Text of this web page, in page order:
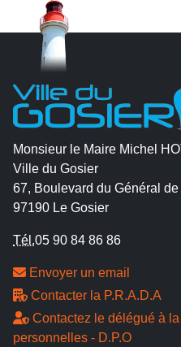
Monsieur le Maire Michel
Ville du Gosier
67, Boulevard du Général
97190 Le Gosier
Tél.05 90 84 86 86
Envoyer un email
Contacter la P.R.A.D.A
Contactez le délégué à
personnelles - D.P.O